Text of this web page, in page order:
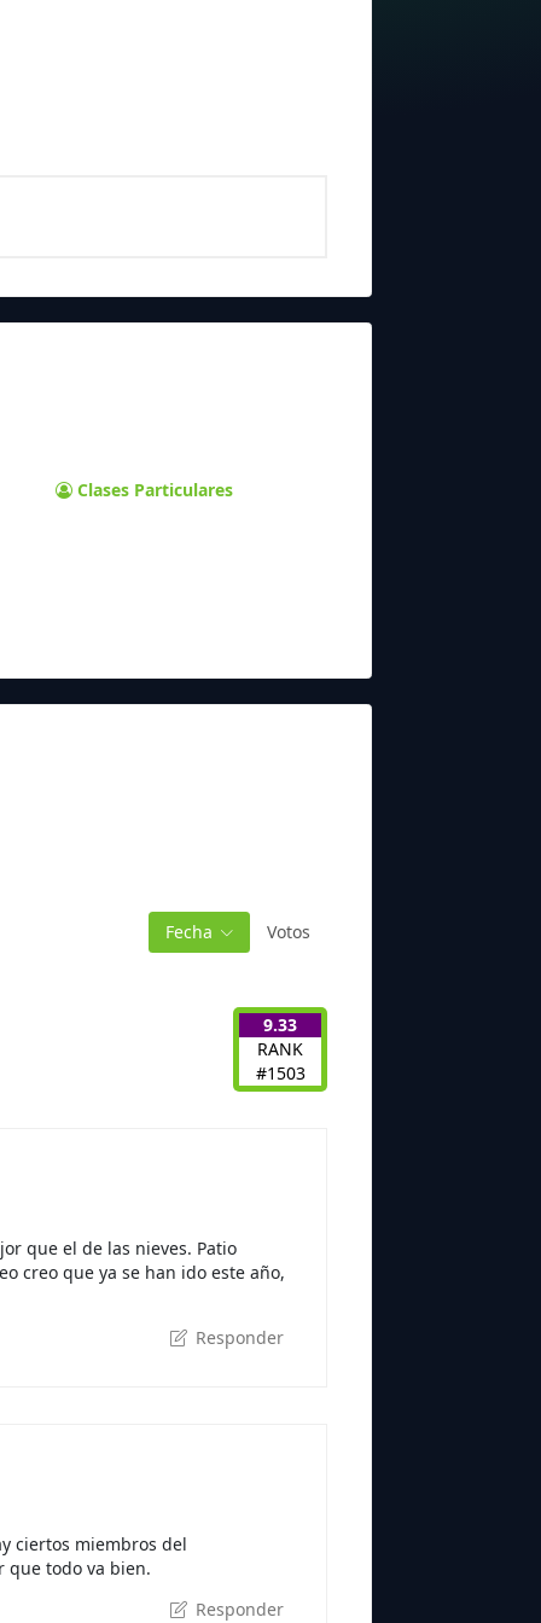
Clases Particulares
Fecha Votos
9.33
RANK
#1503
que el de las nieves. Patio
creo que ya se han ido este año,
Responder
ciertos miembros del
que todo va bien.
Responder